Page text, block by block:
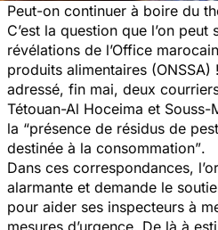
Peut-on continuer à boire du
C’est la question que l’on peut
révélations de l’Office
produits alimentaires
adressé, fin mai, deux
Tétouan-Al Hoceima et
la “présence de résidus de
destinée à la consommation”.
Dans ces correspondances,
alarmante et demande le
pour aider ses inspecteurs à
mesures d’urgence. De là à